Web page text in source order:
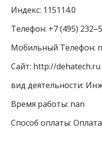
Индекс: 115114.0
Телефон: +7 (495)
Мобильный Телефон:
Сайт: http://dehatech.ru
вид деятельности:
Время работы: nan
Способ оплаты: